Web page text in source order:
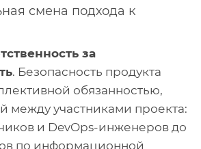
смена подхода к
за
. Безопасность продукта
обязанностью,
между участниками проекта:
и DevOps-инженеров до
по информационной